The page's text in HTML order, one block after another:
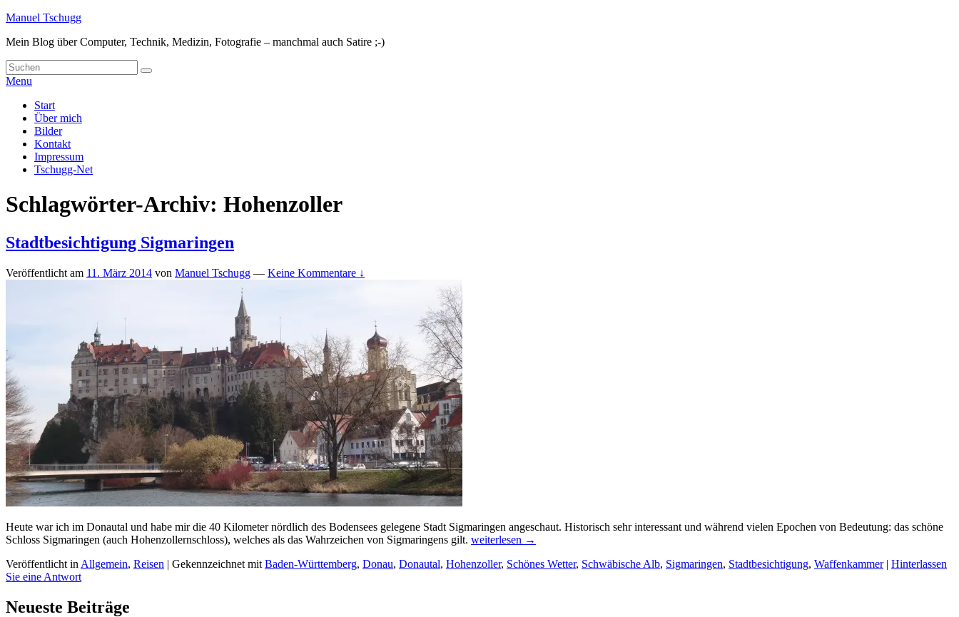
Skip
content
Manuel Tschugg
Mein Blog über Computer, Technik, Medizin, Fotografie – manchmal auch Satire ;-)
Search
for:
Suche
Menu
Hauptmenü
Start
Über mich
Bilder
Kontakt
Impressum
Tschugg-Net
Schlagwörter-Archiv: Hohenzoller
Stadtbesichtigung Sigmaringen
Veröffentlicht am 11. März 2014 von Manuel Tschugg — Keine Kommentare ↓
Heute war ich im Donautal und habe mir die 40 Kilometer nördlich des Bodensees gelegene Stadt Sigmaringen angeschaut. Historisch sehr interessant und während vielen Epochen von Bedeutung: das schöne
Schloss Sigmaringen (auch Hohenzollernschloss), welches als das Wahrzeichen von Sigmaringens gilt. weiterlesen Stadtbesichtigung
→
Veröffentlicht in Allgemein, Reisen | Gekennzeichnet mit Baden-Württemberg, Donau, Donautal, Hohenzoller, Schönes Wetter, Schwäbische Alb, Sigmaringen, Stadtbesichtigung, Waffenkammer | Hinterlassen
Sie eine Antwort
Primärer
Neueste Beiträge